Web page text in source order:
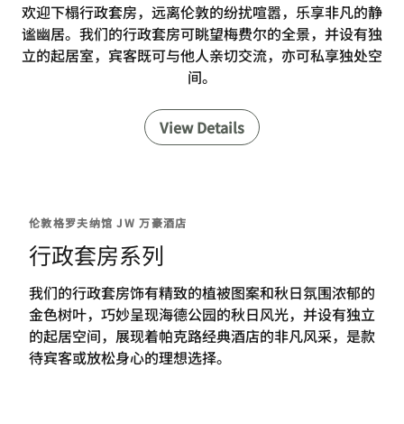
欢迎下榻行政套房，远离伦敦的纷扰喧嚣，乐享非凡的静
谧幽居。我们的行政套房可眺望梅费尔的全景，并设有独
立的起居室，宾客既可与他人亲切交流，亦可私享独处空
间。
View Details
伦敦格罗夫纳馆 JW 万豪酒店
行政套房系列
我们的行政套房饰有精致的植被图案和秋日氛围浓郁的
金色树叶，巧妙呈现海德公园的秋日风光，并设有独立
的起居空间，展现着帕克路经典酒店的非凡风采，是款
待宾客或放松身心的理想选择。